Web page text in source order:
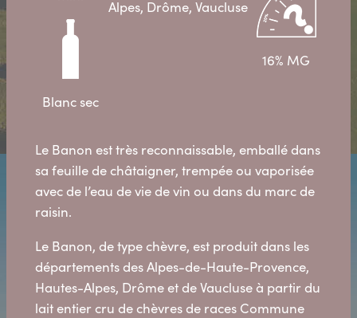
Blanc sec
Alpes, Drôme, Vaucluse
16% MG
Le Banon est très reconnaissable, emballé dans
sa feuille de châtaigner, trempée ou vaporisée
avec de l’eau de vie de vin ou dans du marc de
raisin.
Le Banon, de type chèvre, est produit dans les
départements des Alpes-de-Haute-Provence,
Hautes-Alpes, Drôme et de Vaucluse à partir du
lait entier cru de chèvres de races Commune